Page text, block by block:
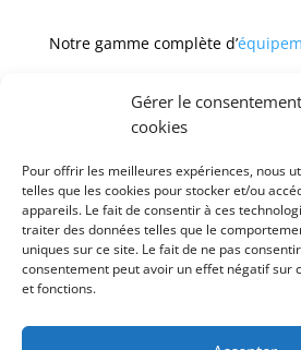
Gérer le
cookies
Pour offrir les meilleures expériences, nous
telles que les cookies pour stocker et/ou
appareils. Le fait de consentir à ces
traiter des données telles que le
uniques sur ce site. Le fait de ne pas
consentement peut avoir un effet négatif sur
et fonctions.
Notre gamme complète d’
CGV
Mentions
Politique de confidentialité et
données
Paiement sécurisé
Gérer
© 2025 MNG SORARE. Tous droits